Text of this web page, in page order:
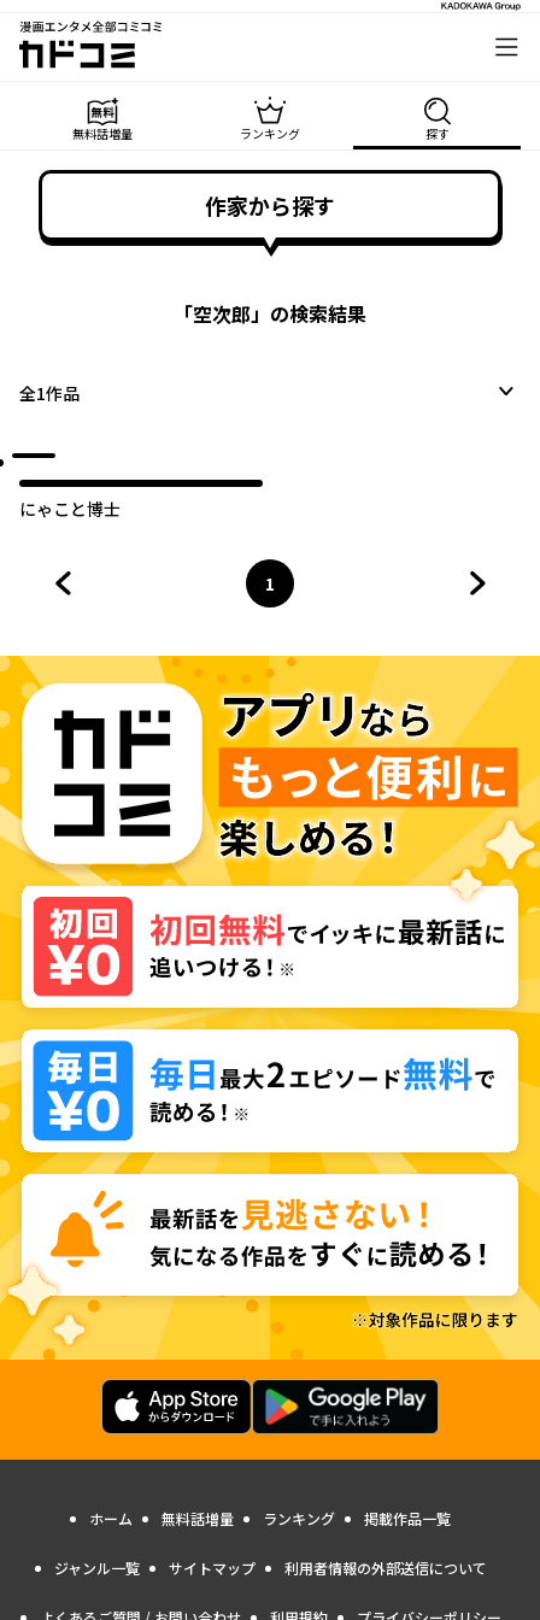
漫画エンタメ全部コミコミ
カドコミ
無料話増量 ランキング 探す
作家から探す
「空次郎」の検索結果
全1作品
にゃこと博士
ページ
1
へ
ホーム 無料話増量 ランキング 掲載作品一覧
ジャンル一覧 サイトマップ 利用者情報の外部送信について